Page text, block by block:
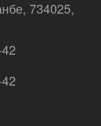
734025,